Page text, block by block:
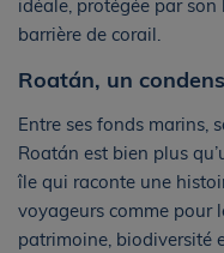
idéale, protégée par
barrière de corail.
Roatán, un
Entre ses fonds marins,
Roatán est bien plus
île qui raconte une
voyageurs comme pour
patrimoine, biodiversité